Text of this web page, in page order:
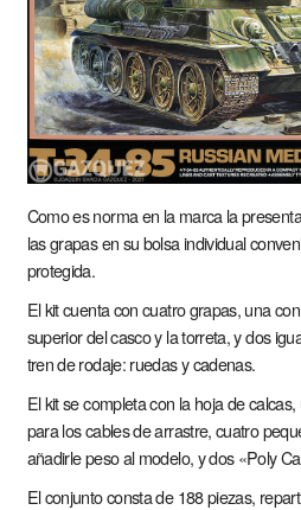
Como es norma en la marca la
las grapas en su bolsa individual
protegida.
El kit cuenta con cuatro grapas, una
superior del casco y la torreta, y dos
tren de rodaje: ruedas y cadenas.
El kit se completa con la hoja de
para los cables de arrastre, cuatro
añadirle peso al modelo, y dos «Poly
El conjunto consta de 188 piezas,